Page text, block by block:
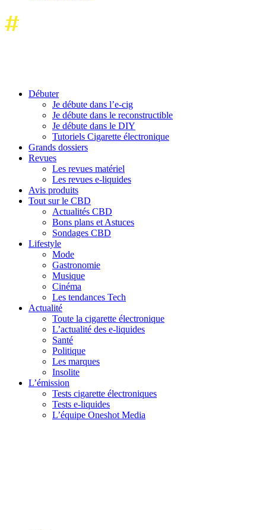
Débuter
Je débute dans l’e-cig
Je débute dans le reconstructible
Je débute dans le DIY
Tutoriels Cigarette électronique
Grands dossiers
Revues
Les revues matériel
Les revues e-liquides
Avis produits
Tout sur le CBD
Actualités CBD
Bons plans et Astuces
Sondages CBD
Lifestyle
Mode
Gastronomie
Musique
Cinéma
Les tendances Tech
Actualité
Toute la cigarette électronique
L’actualité des e-liquides
Santé
Politique
Les marques
Insolite
L’émission
Tests cigarette électroniques
Tests e-liquides
L’équipe Oneshot Media